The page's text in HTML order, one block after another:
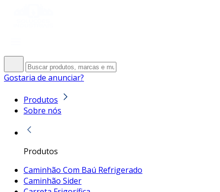
Gostaria de anunciar?
Produtos
Sobre nós
Produtos
Caminhão Com Baú Refrigerado
Caminhão Sider